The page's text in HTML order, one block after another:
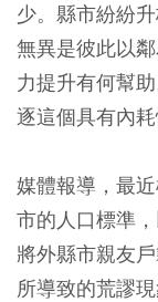
少。縣市紛紛
無異是彼此以
力提升有何幫
逐這個具有內耗
媒體報導，最
市的人口標準
將外縣市親友
所導致的荒謬現